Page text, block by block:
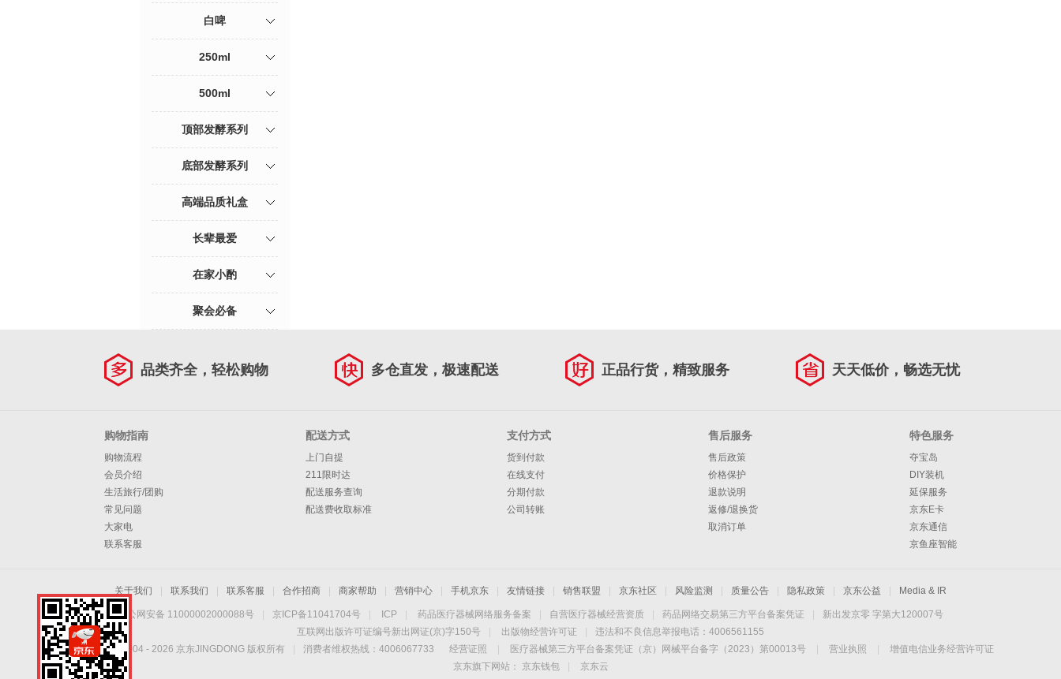
白啤
250ml
500ml
顶部发酵系列
底部发酵系列
高端品质礼盒
长辈最爱
在家小酌
聚会必备
品类齐全，轻松购物 多仓直发，极速配送 正品行货，精致服务 天天低价，畅选无忧
购物指南
购物流程
会员介绍
生活旅行/团购
常见问题
大家电
联系客服
配送方式
上门自提
211限时达
配送服务查询
配送费收取标准
支付方式
货到付款
在线支付
分期付款
公司转账
售后服务
售后政策
价格保护
退款说明
返修/退换货
取消订单
特色服务
夺宝岛
DIY装机
延保服务
京东E卡
京东通信
京鱼座智能
关于我们 联系我们 联系客服 合作招商 商家帮助 营销中心 手机京东 友情链接 销售联盟 京东社区 风险监测 质量公告 隐私政策 京东公益 Media & IR
京公网安备 11000002000088号 京ICP备11041704号 ICP 药品医疗器械网络服务备案 自营医疗器械经营资质 药品网络交易第三方平台备案凭证
新出发京零 字第大120007号
互联网出版许可证编号新出网证(京)字150号
出版物经营许可证
违法和不良信息举报电话：4006561155
Copyright © 2004 - 2026 京东JINGDONG 版权所有 消费者维权热线：4006067733 经营证照 医疗器械第三方平台备案凭证（京）网械平台备字（2023）第00013号 营业执照
增值电信业务经营许可证
京东旗下网站：
京东钱包
京东云